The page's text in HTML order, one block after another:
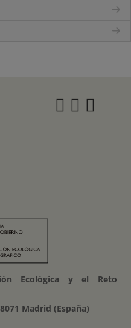
Ecológica y el Reto
Madrid (España)